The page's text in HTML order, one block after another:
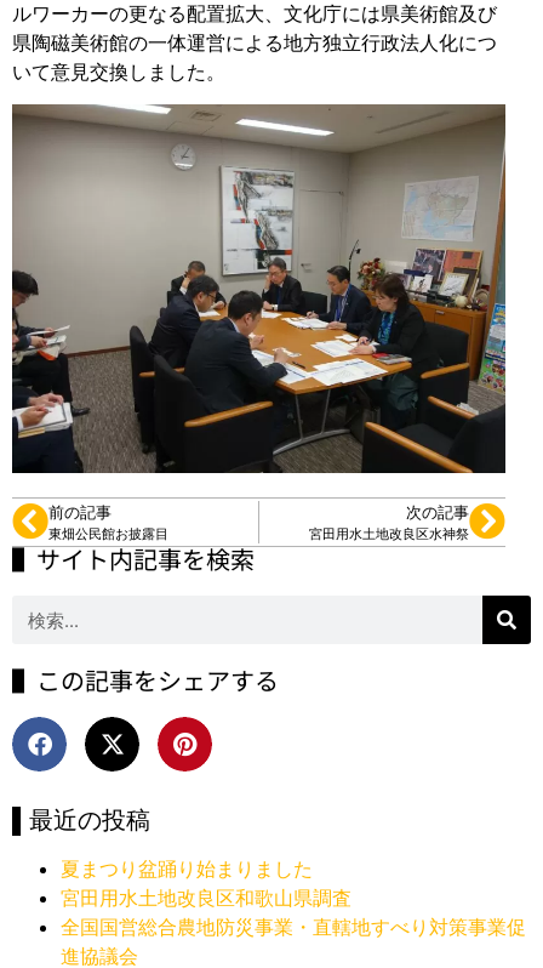
ルワーカーの更なる配置拡大、文化庁には県美術館及び
県陶磁美術館の一体運営による地方独立行政法人化につ
いて意見交換しました。
前の記事
東畑公民館お披露目
次の記事
宮田用水土地改良区水神祭
▌サイト内記事を検索
▌この記事をシェアする
▌最近の投稿
夏まつり盆踊り始まりました
宮田用水土地改良区和歌山県調査
全国国営総合農地防災事業・直轄地すべり対策事業促
進協議会